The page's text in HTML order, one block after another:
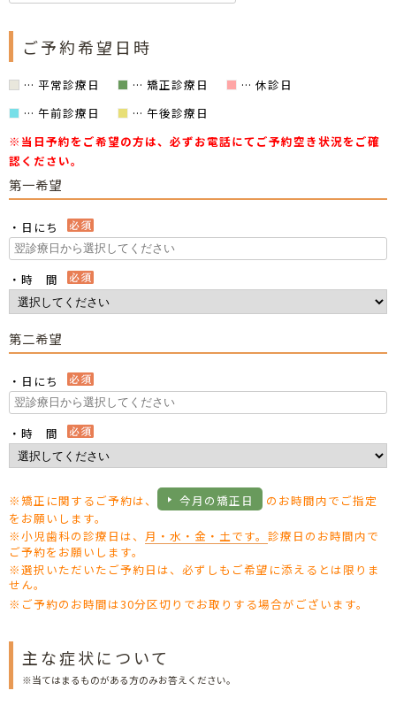
ご予約希望日時
… 平常診療日 … 矯正診療日
… 休診日
… 午前診療日
… 午後診療日
※当日予約をご希望の方は、必ずお電話にてご予約空き状況をご確
認ください。
第一希望
・日にち
・時 間
第二希望
・日にち
・時 間
※矯正に関するご予約は、 今月の矯正日
のお時間内でご指定
をお願いします。
※小児歯科の診療日は、 月・水・金・土です。 診療日のお時間内で
ご予約をお願いします。
※選択いただいたご予約日は、必ずしもご希望に添えるとは限りま
せん。
※ご予約のお時間は30分区切りでお取りする場合がございます。
主な症状について
※当てはまるものがある方のみお答えください。